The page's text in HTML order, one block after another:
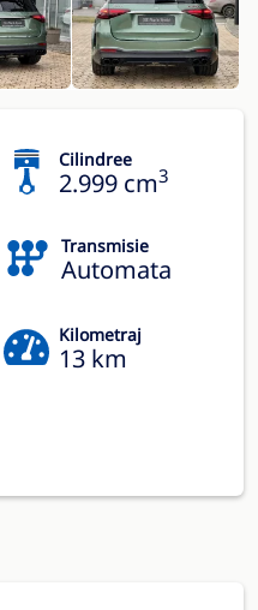
Cilindree
2.999 cm3
Transmisie
Automata
Kilometraj
13 km